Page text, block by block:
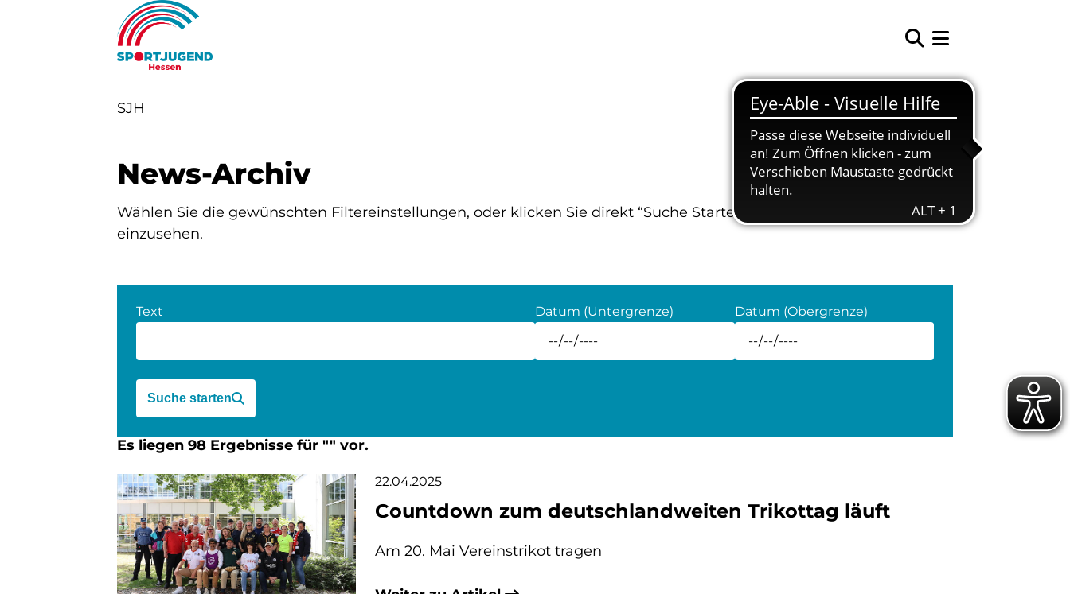
SJH
News-Archiv
Wählen Sie die gewünschten Filtereinstellungen, oder klicken Sie direkt “Suche Starten” um das Newsarchiv
einzusehen.
Text Datum (Untergrenze) Datum (Obergrenze)
Suche starten
Es liegen 98 Ergebnisse für "" vor.
22.04.2025
Countdown zum deutschlandweiten Trikottag läuft
Am 20. Mai Vereinstrikot tragen